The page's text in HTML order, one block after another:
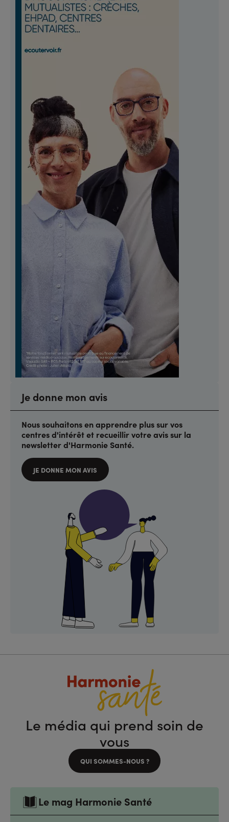
Je donne mon avis
Nous souhaitons en apprendre plus sur vos
centres d'intérêt et recueillir votre avis sur la
newsletter d'Harmonie Santé.
JE DONNE MON AVIS
Le média qui prend soin de
vous
QUI SOMMES-NOUS ?
Le mag Harmonie Santé